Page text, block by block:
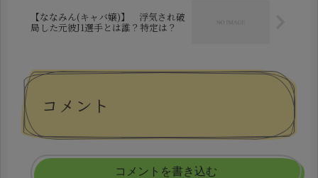
【ななみん(キャバ嬢)】 浮気され破
局した元彼J1選手とは誰？特定は？
コメント
コメントを書き込む